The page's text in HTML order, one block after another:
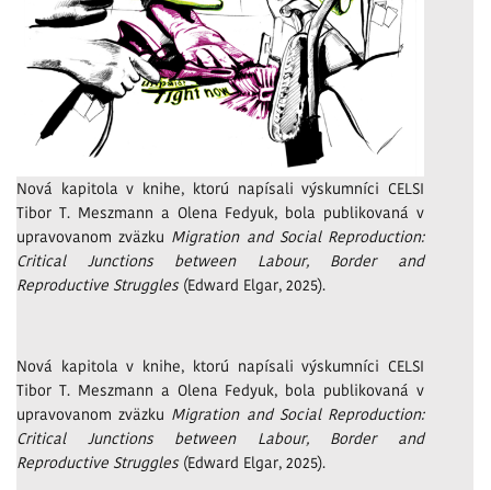
Nová kapitola v knihe, ktorú napísali výskumníci CELSI
Tibor T. Meszmann a Olena Fedyuk, bola publikovaná v
upravovanom zväzku Migration and Social Reproduction:
Critical Junctions between Labour, Border and
Reproductive Struggles(Edward Elgar, 2025).
Nová kapitola v knihe, ktorú napísali výskumníci CELSI
Tibor T. Meszmann a Olena Fedyuk, bola publikovaná v
upravovanom zväzku Migration and Social Reproduction:
Critical Junctions between Labour, Border and
Reproductive Struggles(Edward Elgar, 2025).